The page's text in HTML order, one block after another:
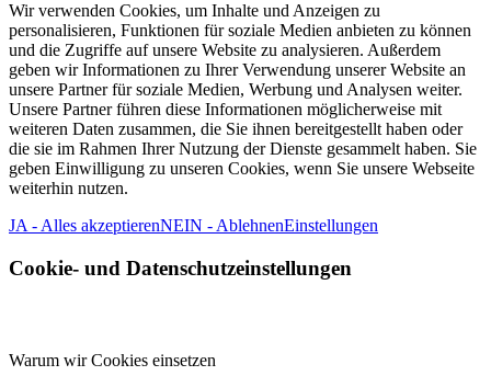
Wir verwenden Cookies, um Inhalte und Anzeigen zu
personalisieren, Funktionen für soziale Medien anbieten zu können
und die Zugriffe auf unsere Website zu analysieren. Außerdem
geben wir Informationen zu Ihrer Verwendung unserer Website an
unsere Partner für soziale Medien, Werbung und Analysen weiter.
Unsere Partner führen diese Informationen möglicherweise mit
weiteren Daten zusammen, die Sie ihnen bereitgestellt haben oder
die sie im Rahmen Ihrer Nutzung der Dienste gesammelt haben. Sie
geben Einwilligung zu unseren Cookies, wenn Sie unsere Webseite
weiterhin nutzen.
JA - Alles akzeptierenNEIN - AblehnenEinstellungen
Cookie- und Datenschutzeinstellungen
Warum wir Cookies einsetzen